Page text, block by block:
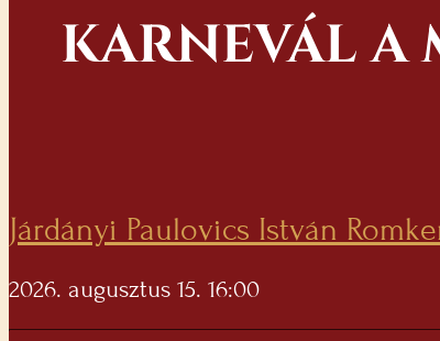
KARNEVÁL A
Járdányi Paulovics István
2026. augusztus 15. 16:00